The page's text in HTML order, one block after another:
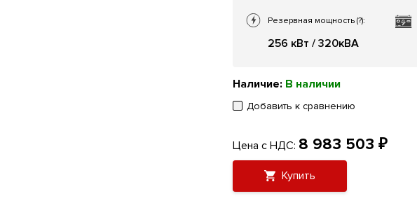
Резервная мощность (?):
256 кВт / 320кВА
Наличие: В наличии
Добавить к сравнению
Цена с НДС: 8 983 503 ₽
Купить